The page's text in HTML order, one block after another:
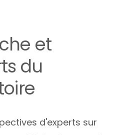
et
du
d'experts sur